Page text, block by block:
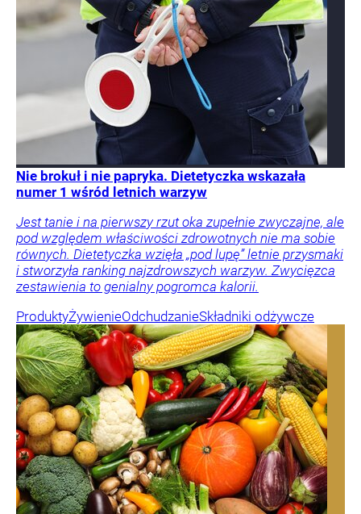
Nie brokuł i nie papryka. Dietetyczka wskazała
numer 1 wśród letnich warzyw
Jest tanie i na pierwszy rzut oka zupełnie zwyczajne, ale
pod względem właściwości zdrowotnych nie ma sobie
równych. Dietetyczka wzięła „pod lupę” letnie przysmaki
i stworzyła ranking najzdrowszych warzyw. Zwycięzca
zestawienia to genialny pogromca kalorii.
ProduktyŻywienieOdchudzanieSkładniki odżywcze